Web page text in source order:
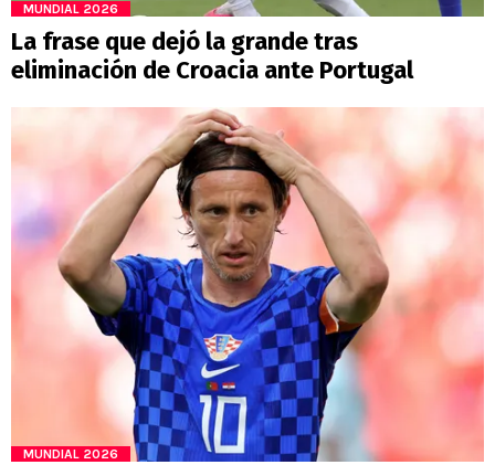
MUNDIAL 2026
La frase que dejó la grande tras
eliminación de Croacia ante Portugal
MUNDIAL 2026